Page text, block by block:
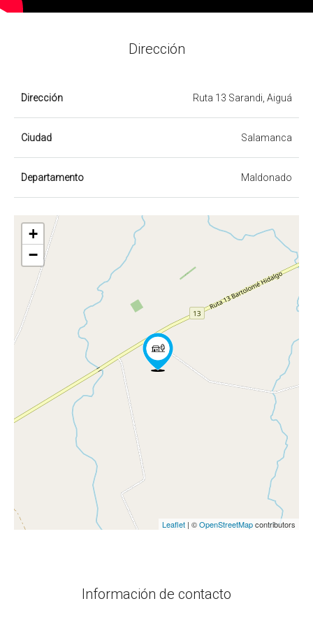
Dirección
Dirección Ruta 13 Sarandi, Aiguá
Ciudad Salamanca
Departamento Maldonado
+
−
Leaflet | ©OpenStreetMapcontributors
Información de contacto